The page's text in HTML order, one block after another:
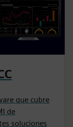
que cubre
de
soluciones